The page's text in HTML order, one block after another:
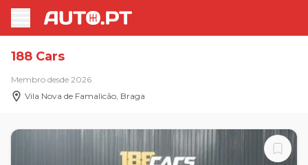
188 Cars
Membro desde 2026
Vila Nova de Famalicão, Braga